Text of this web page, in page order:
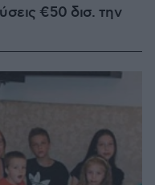
€50 δισ. την